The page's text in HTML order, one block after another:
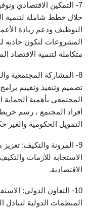
7- التمكين الاقتصادي
خلال خطط شاملة لتنمية
التوظيف ودعم ريادة
المشروعات لتكون جاذبه
متكاملة لتنمية الاقتصاد
8- المشاركة المجتمعية
تصميم وتنفيذ وتقييم
المجتمعي بأهمية الحماية
أفراد المجتمع ، رسم
التمويل الحكومية والغير
9- المرونة والتكيف:
الاستجابة للأزمات
الاقتصادية.
10- التعاون الدولي:
المنظمات الدولية